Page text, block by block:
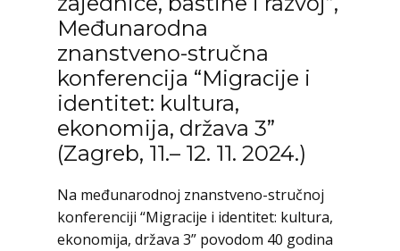
Međunarodna
znanstveno-stručna
konferencija “Migracije i
identitet: kultura,
ekonomija, država 3”
(Zagreb, 11.– 12. 11. 2024.)
Na međunarodnoj znanstveno-stručnoj
konferenciji “Migracije i identitet: kultura,
ekonomija, država 3” povodom 40 godina